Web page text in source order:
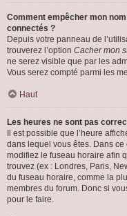
Comment empêcher mon
connectés ?
Depuis votre panneau de
trouverez l’option Cacher mon
ne serez visible que par les
Vous serez compté parmi les
Haut
Les heures ne sont pas
Il est possible que l’heure
dans lequel vous êtes. Dans ce
modifiez le fuseau horaire afin
trouvez (ex : Londres, Paris,
du fuseau horaire, comme la
membres du forum. Donc si
pour le faire.